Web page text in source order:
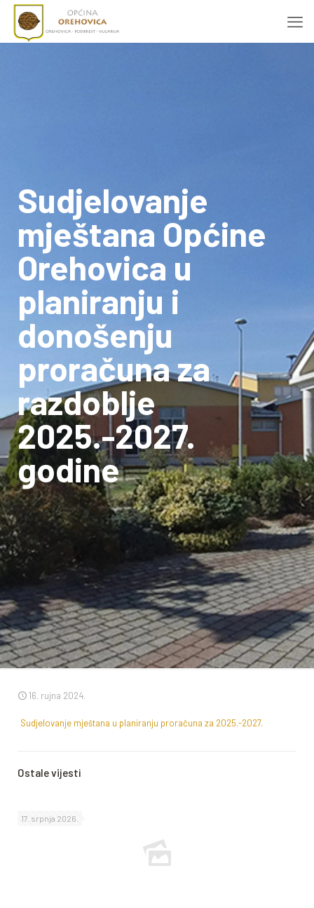
Sudjelovanje
mještana Općine
Orehovica u
planiranju i
donošenju
proračuna za
razdoblje
2025.-2027.
godine
16. rujna 2024.
Sudjelovanje mještana u planiranju proračuna za 2025.-2027.
Ostale vijesti
17. srpnja 2026.